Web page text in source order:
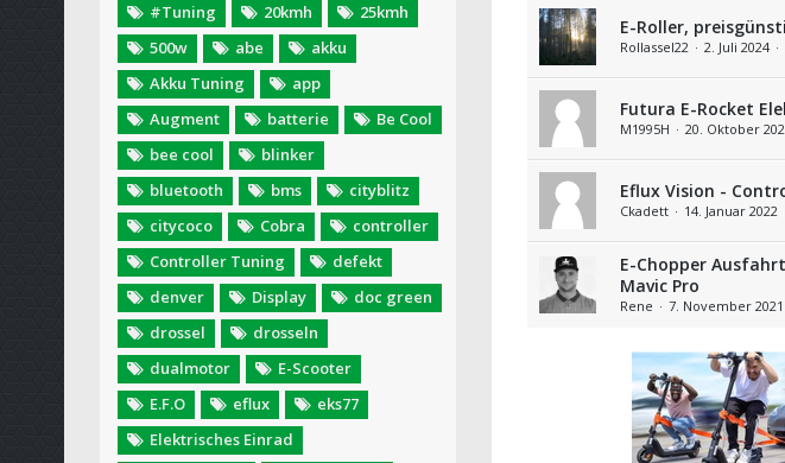
#Tuning 20kmh
25kmh
500w
abe
akku
Akku Tuning
app
Augment
batterie
Be Cool
bee cool
blinker
bluetooth
bms
cityblitz
citycoco
Cobra
controller
Controller Tuning
defekt
denver
Display
doc green
drossel
drosseln
dualmotor
E-Scooter
E.F.O
eflux
eks77
Elektrisches Einrad
E-Roller,
Rollassel22 2. Juli 2024
Futura E-Rocket
M1995H 20. Oktober
Eflux Vision -
Ckadett 14. Januar 2022
E-Chopper
Mavic Pro
Rene 7. November 2021